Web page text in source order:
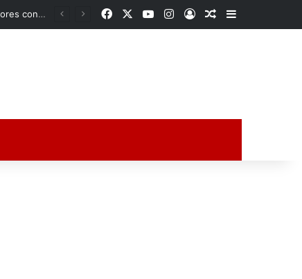
«No ando huyendo, soy inocente»: alcalde de Úrsulo Galván enfrenta sesión clave por su desafuero FacebookYouTubeInstagram
AccesoPublicación al
Barra lateral
al azar